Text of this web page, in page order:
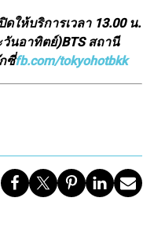
ดให้บริการเวลา 13.00 น.
นอาทิตย์)BTS สถานี
ซี่fb.com/tokyohotbkk